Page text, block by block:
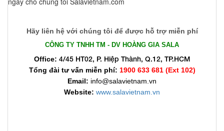
Hãy liên hệ với chúng tôi để được hỗ trợ miễn phí
CÔNG TY TNHH TM - DV HOÀNG GIA SALA
Office: 4/45 HT02, P. Hiệp Thành, Q.12, TP.HCM
Tổng đài tư vấn miễn phí: 1900 633 681 (Ext 102)​
Email: info@salavietnam.vn
Website: www.salavietnam.vn